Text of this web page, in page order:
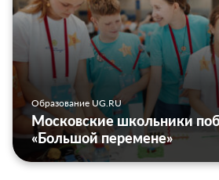
Образование UG.RU
Московские школьники
«Большой перемене»